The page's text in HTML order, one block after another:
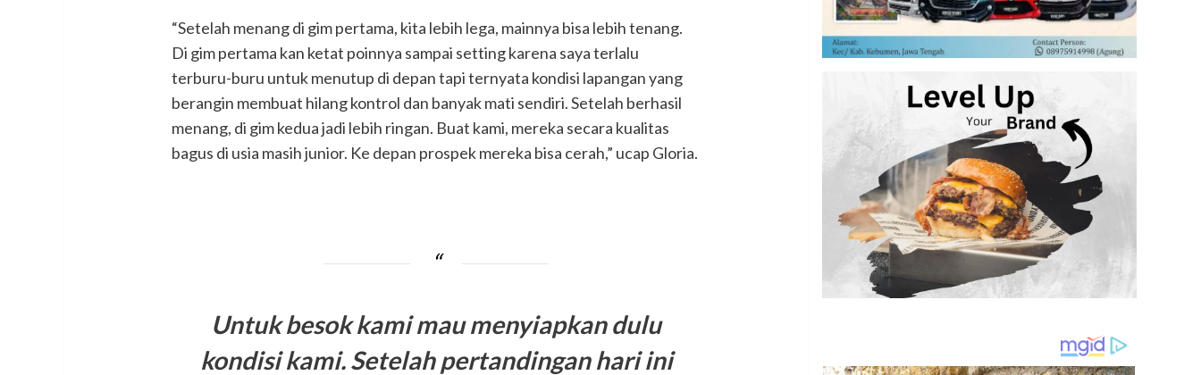
“Setelah menang di gim pertama, kita lebih lega, mainnya bisa lebih tenang.
Di gim pertama kan ketat poinnya sampai setting karena saya terlalu
terburu-buru untuk menutup di depan tapi ternyata kondisi lapangan yang
berangin membuat hilang kontrol dan banyak mati sendiri. Setelah berhasil
menang, di gim kedua jadi lebih ringan. Buat kami, mereka secara kualitas
bagus di usia masih junior. Ke depan prospek mereka bisa cerah,” ucap Gloria.
Untuk besok kami mau menyiapkan dulu
kondisi kami. Setelah pertandingan hari ini